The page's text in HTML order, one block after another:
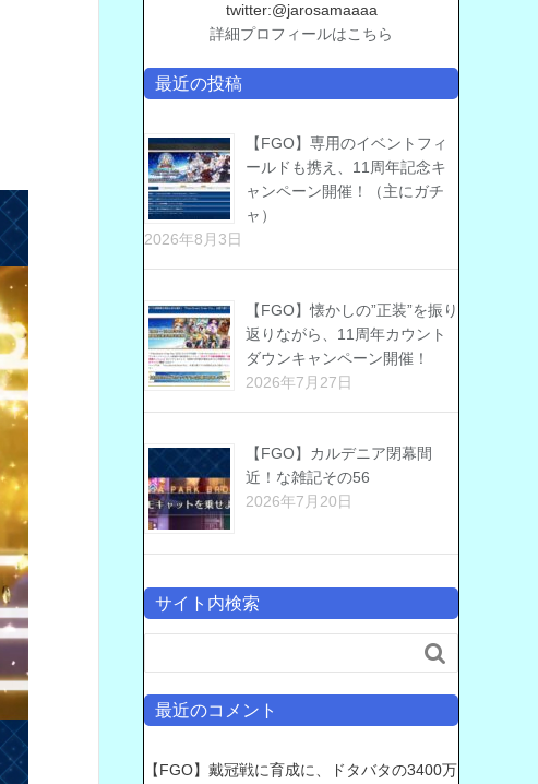
twitter:@jarosamaaaa
詳細プロフィールはこちら
最近の投稿
【FGO】専用のイベントフィ
ールドも携え、11周年記念キ
ャンペーン開催！（主にガチ
ャ）
2026年8月3日
【FGO】懐かしの”正装”を振り
返りながら、11周年カウント
ダウンキャンペーン開催！
2026年7月27日
【FGO】カルデニア閉幕間
近！な雑記その56
2026年7月20日
サイト内検索

最近のコメント
【FGO】戴冠戦に育成に、ドタバタの3400万